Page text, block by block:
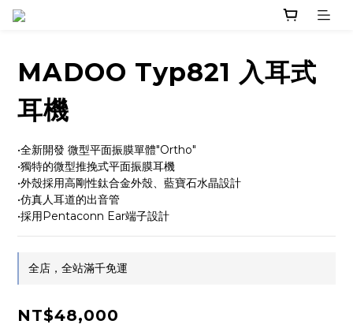
MADOO Typ821 入耳式
耳機
•全新開發 微型平面振膜單體"Ortho"
•獨特的微型推挽式平面振膜耳機
•外殼採用高剛性鈦合金外殼、藍寶石水晶設計
•仿真人耳道的出音管
•採用Pentaconn Ear端子設計
全店，全站滿千免運
NT$48,000